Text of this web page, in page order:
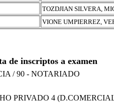
TOZDJIAN SILVERA,
VIONE UMPIERREZ,
de inscriptos a examen
/ 90 - NOTARIADO
PRIVADO 4